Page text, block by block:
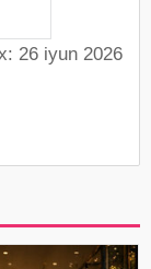
26 iyun 2026